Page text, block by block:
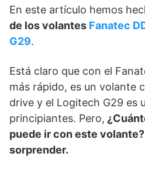
En este artículo hemos
de los volantes Fanatec
G29.
Está claro que con el
más rápido, es un volante
drive y el Logitech G29 es
principiantes. Pero,
puede ir con este
sorprender.